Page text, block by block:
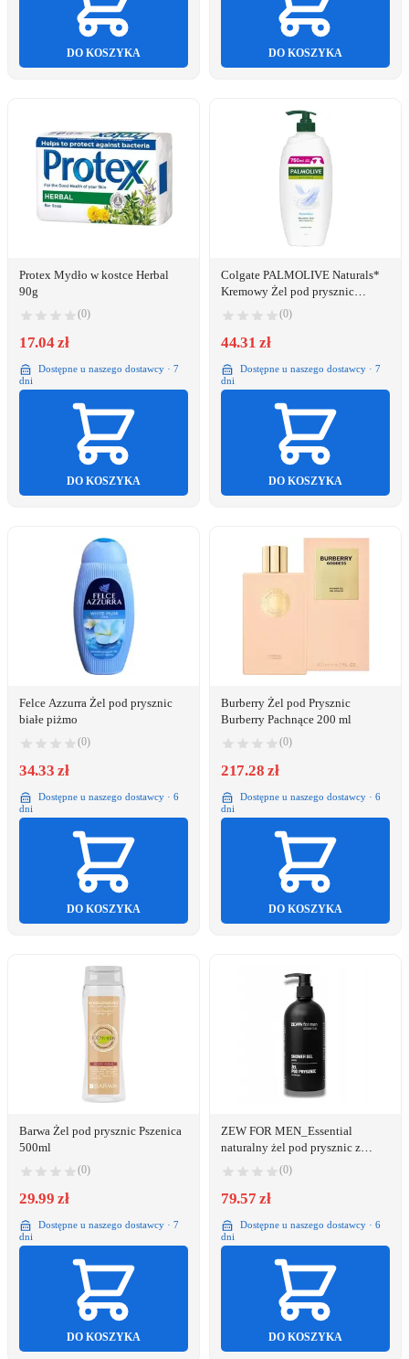
DO KOSZYKA DO KOSZYKA
Protex Mydło w kostce Herbal
90g
(0)
17.04 zł
Dostępne u naszego dostawcy · 7
dni
DO KOSZYKA
Colgate PALMOLIVE Naturals*
Kremowy Żel pod prysznic
Sensitive 750 ml
(0)
44.31 zł
Dostępne u naszego dostawcy · 7
dni
DO KOSZYKA
Felce Azzurra Żel pod prysznic
białe piżmo
(0)
34.33 zł
Dostępne u naszego dostawcy · 6
dni
DO KOSZYKA
Burberry Żel pod Prysznic
Burberry Pachnące 200 ml
(0)
217.28 zł
Dostępne u naszego dostawcy · 6
dni
DO KOSZYKA
Barwa Żel pod prysznic Pszenica
500ml
(0)
29.99 zł
Dostępne u naszego dostawcy · 7
dni
DO KOSZYKA
ZEW FOR MEN_Essential
naturalny żel pod prysznic z
proteinami 400ml
(0)
79.57 zł
Dostępne u naszego dostawcy · 6
dni
DO KOSZYKA